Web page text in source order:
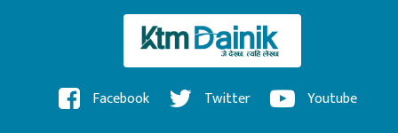
Facebook Twitter Youtube